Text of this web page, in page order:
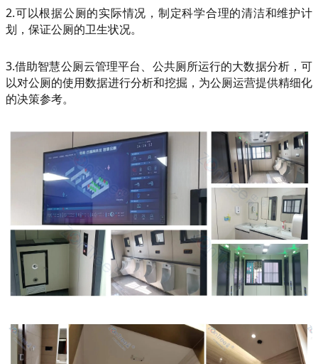
2.可以根据公厕的实际情况，制定科学合理的清洁和维护计
划，保证公厕的卫生状况。
3.借助智慧公厕云管理平台、公共厕所运行的大数据分析，可
以对公厕的使用数据进行分析和挖掘，为公厕运营提供精细化
的决策参考。